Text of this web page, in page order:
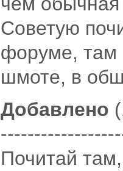
Советую
форуме, там
шмоте, в
Добавлено
Почитай